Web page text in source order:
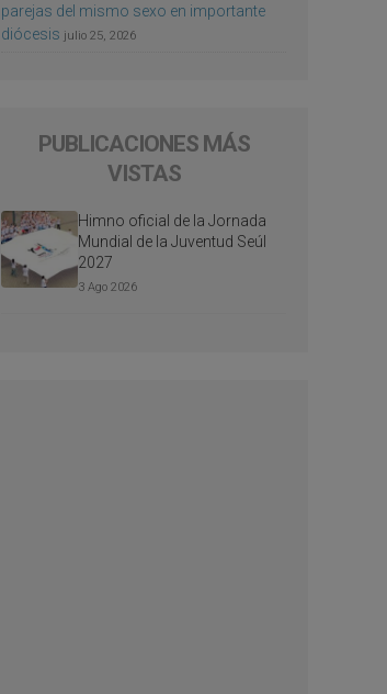
parejas del mismo sexo en importante
diócesis julio 25, 2026
PUBLICACIONES MÁS
VISTAS
Himno oficial de la Jornada
Mundial de la Juventud Seúl
2027
3 Ago 2026